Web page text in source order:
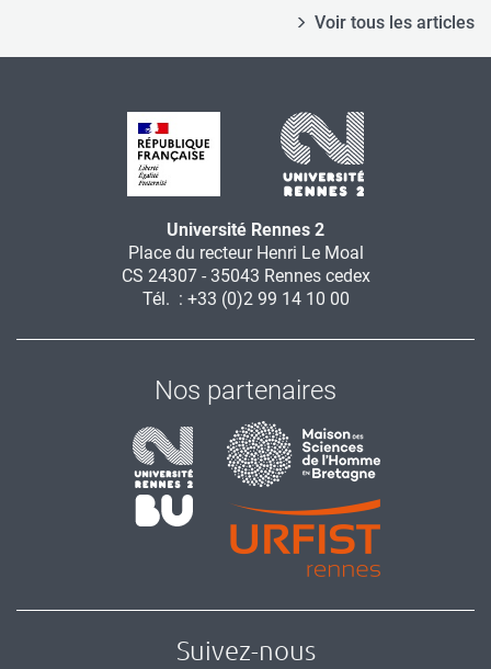
Voir tous les articles
Université Rennes 2
Place du recteur Henri Le Moal
CS 24307 - 35043 Rennes cedex
Tél. : +33 (0)2 99 14 10 00
Nos partenaires
Suivez-nous